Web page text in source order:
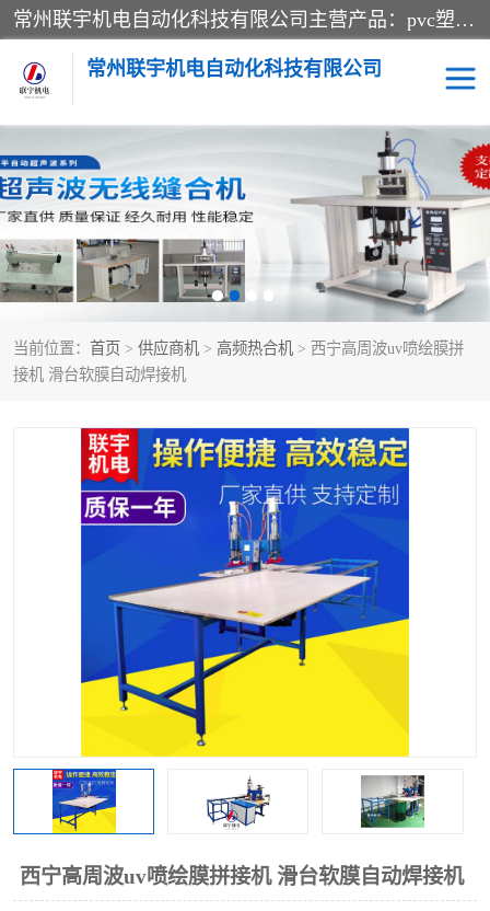
常州联宇机电自动化科技有限公司主营产品：pvc塑料焊机、高频热合机、软膜天花压边机、服装布料凹凸压花机、布料3d压印设备、服装植胶设备、超声波布料花边机、无纺布热合机、全自动压花机。
常州联宇机电自动化科技有限公司
当前位置： 首页 > 供应商机 > 高频热合机 > 西宁高周波uv喷绘膜拼
接机 滑台软膜自动焊接机
西宁高周波uv喷绘膜拼接机 滑台软膜自动焊接机
压花定型机以及压花模具 超声波热合机
高频热合机 超声波花边机
超声波复合压花机 凹凸压花机压标机
3040凹凸压花机 双头服装凹凸压花机
高频压花压标机 自动超声波打片成型机
泡壳包装封口机 海绵产品成型机